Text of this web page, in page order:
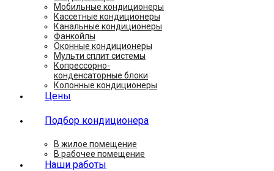
Мобильные кондиционеры
Кассетные кондиционеры
Канальные кондиционеры
Фанкойлы
Оконные кондиционеры
Мульти сплит системы
Копрессорно-
конденсаторные блоки
Колонные кондиционеры
Цены
Подбор кондиционера
В жилое помещение
В рабочее помещение
Наши работы